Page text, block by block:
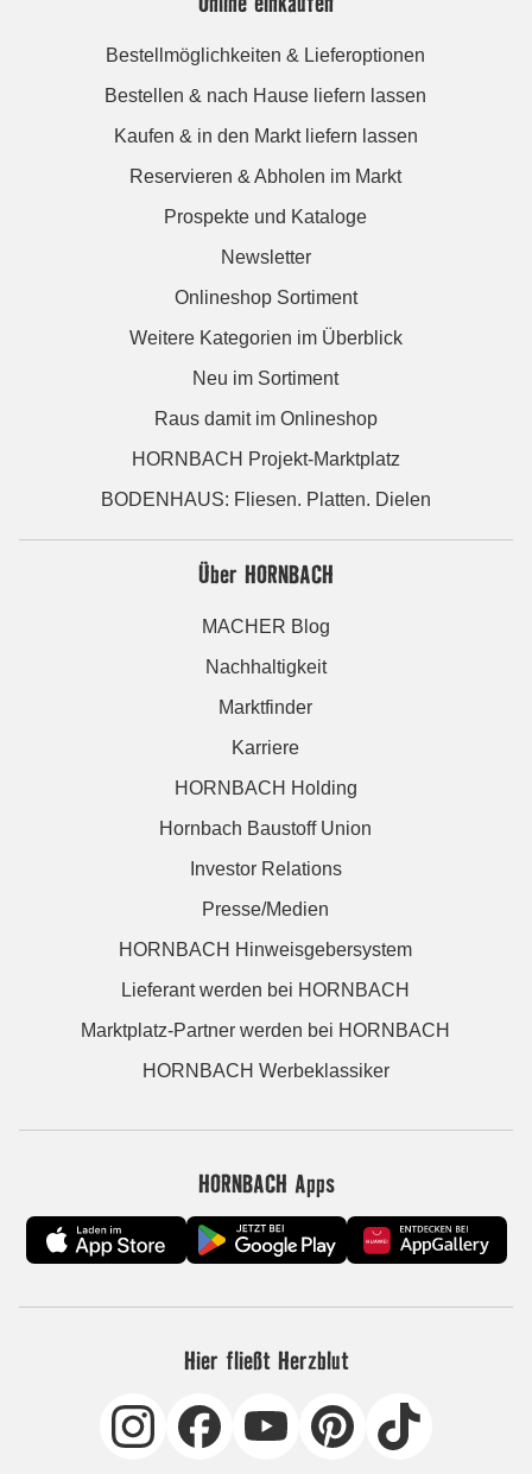
Bestellmöglichkeiten & Lieferoptionen
Bestellen & nach Hause liefern lassen
Kaufen & in den Markt liefern lassen
Reservieren & Abholen im Markt
Prospekte und Kataloge
Newsletter
Onlineshop Sortiment
Weitere Kategorien im Überblick
Neu im Sortiment
Raus damit im Onlineshop
HORNBACH Projekt-Marktplatz
BODENHAUS: Fliesen. Platten. Dielen
Über HORNBACH
MACHER Blog
Nachhaltigkeit
Marktfinder
Karriere
HORNBACH Holding
Hornbach Baustoff Union
Investor Relations
Presse/Medien
HORNBACH Hinweisgebersystem
Lieferant werden bei HORNBACH
Marktplatz-Partner werden bei HORNBACH
HORNBACH Werbeklassiker
HORNBACH Apps
Hier fließt Herzblut